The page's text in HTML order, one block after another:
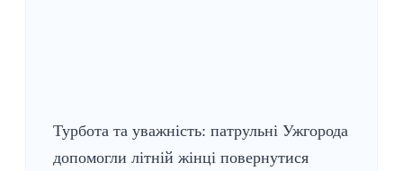
Турбота та уважність: патрульні Ужгорода
допомогли літній жінці повернутися